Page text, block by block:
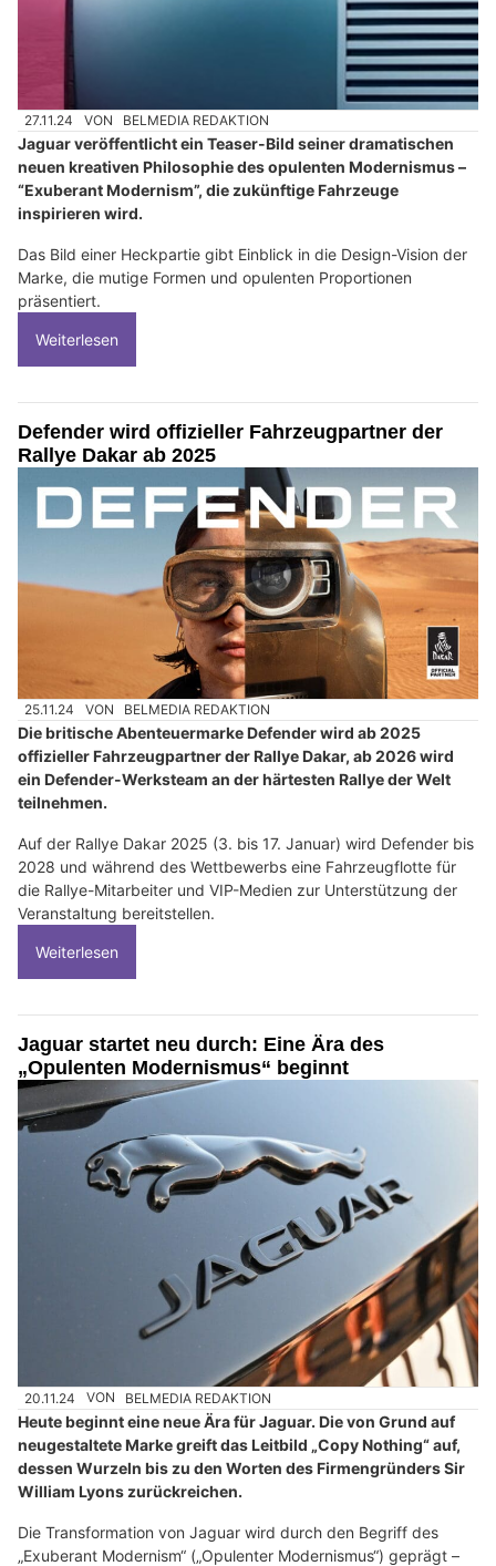
27.11.24 VON BELMEDIA REDAKTION
Jaguar veröffentlicht ein Teaser-Bild seiner dramatischen
neuen kreativen Philosophie des opulenten Modernismus –
“Exuberant Modernism”, die zukünftige Fahrzeuge
inspirieren wird.
Das Bild einer Heckpartie gibt Einblick in die Design-Vision der
Marke, die mutige Formen und opulenten Proportionen
präsentiert.
Weiterlesen
Defender wird offizieller Fahrzeugpartner der
Rallye Dakar ab 2025
25.11.24 VON BELMEDIA REDAKTION
Die britische Abenteuermarke Defender wird ab 2025
offizieller Fahrzeugpartner der Rallye Dakar, ab 2026 wird
ein Defender-Werksteam an der härtesten Rallye der Welt
teilnehmen.
Auf der Rallye Dakar 2025 (3. bis 17. Januar) wird Defender bis
2028 und während des Wettbewerbs eine Fahrzeugflotte für
die Rallye-Mitarbeiter und VIP-Medien zur Unterstützung der
Veranstaltung bereitstellen.
Weiterlesen
Jaguar startet neu durch: Eine Ära des
„Opulenten Modernismus“ beginnt
20.11.24 VON BELMEDIA REDAKTION
Heute beginnt eine neue Ära für Jaguar. Die von Grund auf
neugestaltete Marke greift das Leitbild „Copy Nothing“ auf,
dessen Wurzeln bis zu den Worten des Firmengründers Sir
William Lyons zurückreichen.
Die Transformation von Jaguar wird durch den Begriff des
„Exuberant Modernism“ („Opulenter Modernismus“) geprägt –